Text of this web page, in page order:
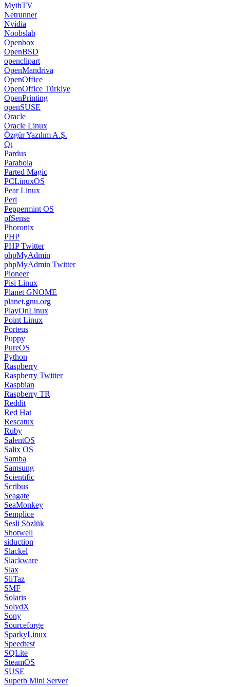
MythTV
Netrunner
Nvidia
Noobslab
Openbox
OpenBSD
openclipart
OpenMandriva
OpenOffice
OpenOffice Türkiye
OpenPrinting
openSUSE
Oracle
Oracle Linux
Özgür Yazılım A.Ş.
Qt
Pardus
Parabola
Parted Magic
PCLinuxOS
Pear Linux
Perl
Peppermint OS
pfSense
Phoronix
PHP
PHP Twitter
phpMyAdmin
phpMyAdmin Twitter
Pioneer
Pisi Linux
Planet GNOME
planet.gnu.org
PlayOnLinux
Point Linux
Porteus
Puppy
PureOS
Python
Raspberry
Raspberry Twitter
Raspbian
Raspberry TR
Reddit
Red Hat
Rescatux
Ruby
SalentOS
Salix OS
Samba
Samsung
Scientific
Scribus
Seagate
SeaMonkey
Semplice
Sesli Sözlük
Shotwell
siduction
Slackel
Slackware
Slax
SliTaz
SMF
Solaris
SolydX
Sony
Sourceforge
SparkyLinux
Speedtest
SQLite
SteamOS
SUSE
Superb Mini Server